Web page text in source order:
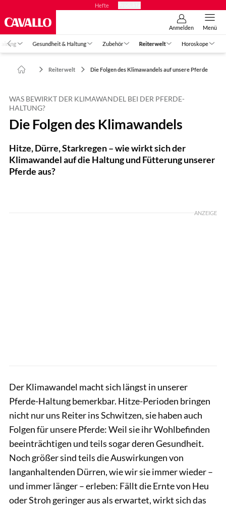
Hefte
Anmelden Menü
Gesundheit & Haltung Zubehör Reiterwelt Horoskope
Reiterwelt Die Folgen des Klimawandels auf unsere Pferde
WAS BEWIRKT DER KLIMAWANDEL BEI DER PFERDE-
HALTUNG?
Die Folgen des Klimawandels
Hitze, Dürre, Starkregen – wie wirkt sich der
Klimawandel auf die Haltung und Fütterung unserer
Pferde aus?
ANZEIGE
Der Klimawandel macht sich längst in unserer
Pferde-Haltung bemerkbar. Hitze-Perioden bringen
nicht nur uns Reiter ins Schwitzen, sie haben auch
Folgen für unsere Pferde: Weil sie ihr Wohlbefinden
beeinträchtigen und teils sogar deren Gesundheit.
Noch größer sind teils die Auswirkungen von
langanhaltenden Dürren, wie wir sie immer wieder –
und immer länger – erleben: Fällt die Ernte von Heu
oder Stroh geringer aus als erwartet, wirkt sich das